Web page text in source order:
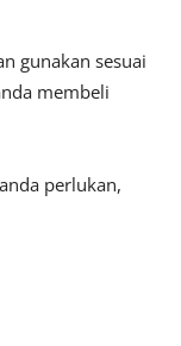
gunakan sesuai
membeli
perlukan,